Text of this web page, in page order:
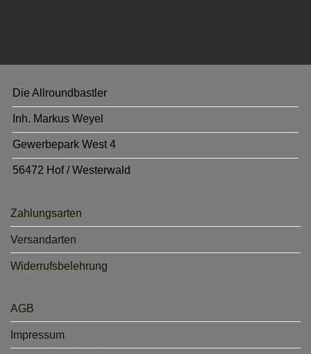
Die Allroundbastler
Inh. Markus Weyel
Gewerbepark West 4
56472 Hof / Westerwald
Zahlungsarten
Versandarten
Widerrufsbelehrung
AGB
Impressum